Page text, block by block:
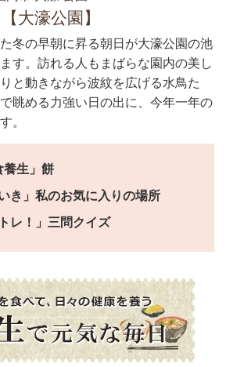
【大濠公園】
冬の早朝に昇る朝日が大濠公園の池
す。訪れる人もまばらな園内の美し
と動きながら波紋を広げる水鳥た
眺める力強い日の出に、今年一年の
。
養生」餅
き」私のお気に入りの場所
レ！」三問クイズ